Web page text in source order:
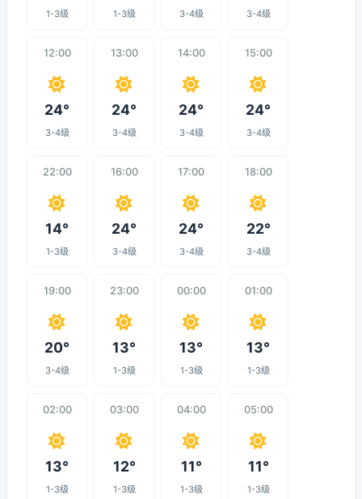
1-3级 1-3级 3-4级 3-4级
12:00
24°
3-4级
13:00
24°
3-4级
14:00
24°
3-4级
15:00
24°
3-4级
22:00
14°
1-3级
16:00
24°
3-4级
17:00
24°
3-4级
18:00
22°
3-4级
19:00
20°
3-4级
23:00
13°
1-3级
00:00
13°
1-3级
01:00
13°
1-3级
02:00
13°
1-3级
03:00
12°
1-3级
04:00
11°
1-3级
05:00
11°
1-3级